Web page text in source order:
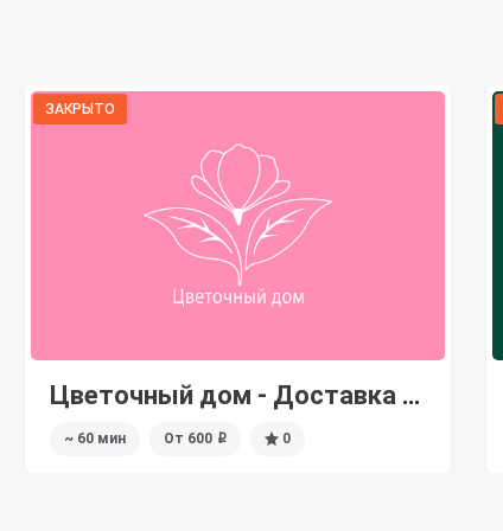
ЗАКРЫТО
Pack Flowers - Доставка цветов
~ 60 мин От 600i 5